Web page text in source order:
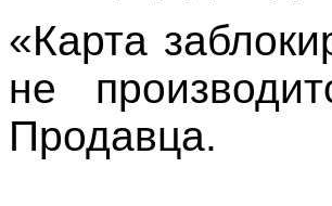
«Карта
не
Продавца.